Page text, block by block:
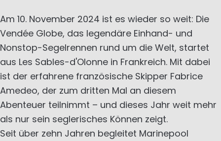
Am 10. November 2024 ist es wieder so weit: Die
Vendée Globe, das legendäre Einhand- und
Nonstop-Segelrennen rund um die Welt, startet
aus Les Sables-d'Olonne in Frankreich. Mit dabei
ist der erfahrene französische Skipper Fabrice
Amedeo, der zum dritten Mal an diesem
Abenteuer teilnimmt – und dieses Jahr weit mehr
als nur sein seglerisches Können zeigt.
Seit über zehn Jahren begleitet Marinepool